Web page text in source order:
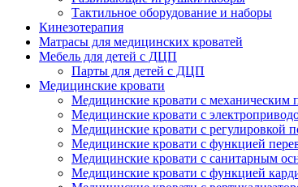
Тактильное оборудование и наборы
Кинезотерапия
Матрасы для медицинских кроватей
Мебель для детей с ДЦП
Парты для детей с ДЦП
Медицинские кровати
Медицинские кровати с механическим
Медицинские кровати с
Медицинские кровати с регулировкой
Медицинские кровати с функцией
Медицинские кровати с санитарным
Медицинские кровати с функцией